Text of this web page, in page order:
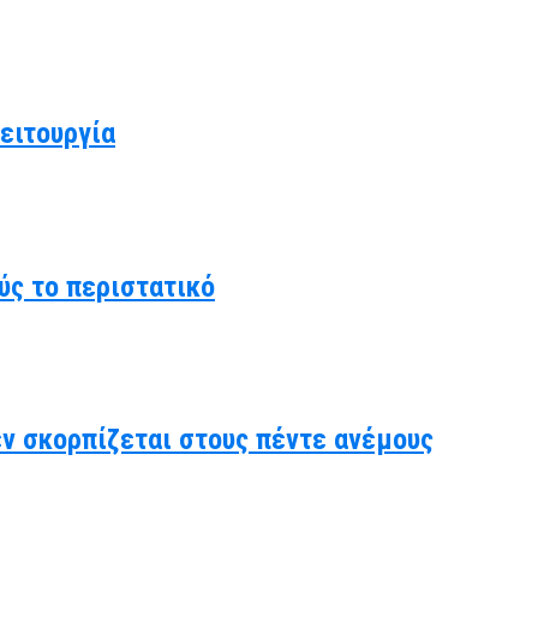
το περιστατικό
σκορπίζεται στους πέντε ανέμους